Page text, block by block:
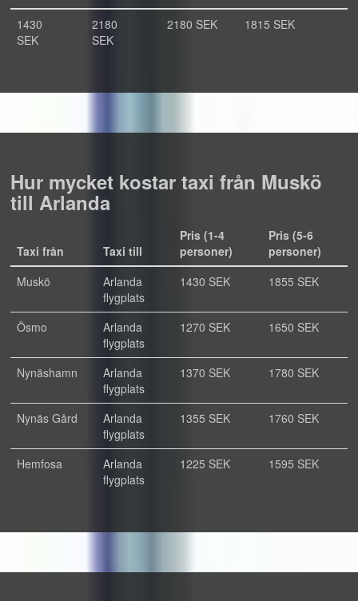
1430
SEK
2180
SEK
2180 SEK 1815 SEK
Hur mycket kostar taxi från Muskö
till Arlanda
Taxi från Taxi till
Pris (1-4
personer)
Pris (5-6
personer)
Muskö
Arlanda
flygplats
1430 SEK 1855 SEK
Ösmo
Arlanda
flygplats
1270 SEK 1650 SEK
Nynäshamn
Arlanda
flygplats
1370 SEK 1780 SEK
Nynäs Gård
Arlanda
flygplats
1355 SEK 1760 SEK
Hemfosa
Arlanda
flygplats
1225 SEK 1595 SEK